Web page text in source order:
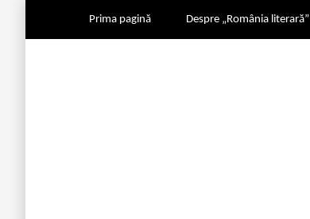
Prima pagină Despre „România literară”